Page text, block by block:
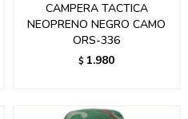
CAMPERA TACTICA
NEOPRENO NEGRO CAMO
ORS-336
$ 1.980